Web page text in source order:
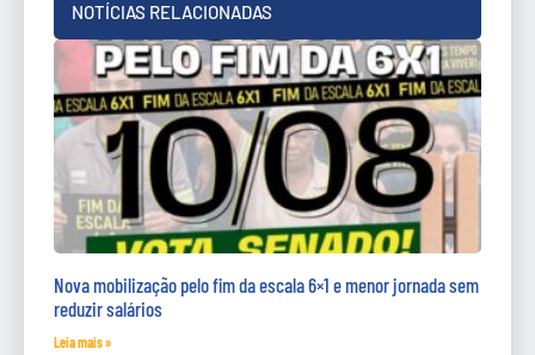
NOTÍCIAS RELACIONADAS
Nova mobilização pelo fim da escala 6×1 e menor jornada sem
reduzir salários
Leia mais »